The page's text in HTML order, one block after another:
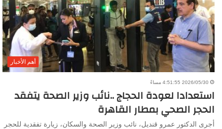
أهم الأخبار
2026/05/30 4:51:55 مساءً
استعدادا لعودة الحجاج ..نائب وزير الصحة يتفقد
الحجر الصحي بمطار القاهرة
أجرى الدكتور عمرو قنديل، نائب وزير الصحة والسكان، زيارة تفقدية للحجر